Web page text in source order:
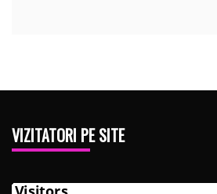
VIZITATORI PE SITE